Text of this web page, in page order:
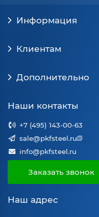
Информация
Клиентам
Дополнительно
Наши контакты
+7 (495) 143-00-63
sale@pkfsteel.ru
info@pkfsteel.ru
Заказать звонок
Наш адрес